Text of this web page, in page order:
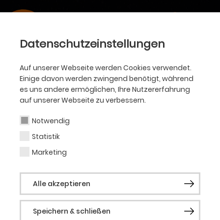
Datenschutzeinstellungen
Auf unserer Webseite werden Cookies verwendet.
Einige davon werden zwingend benötigt, während
es uns andere ermöglichen, Ihre Nutzererfahrung
auf unserer Webseite zu verbessern.
Notwendig
Statistik
Marketing
Alle akzeptieren
Speichern & schließen